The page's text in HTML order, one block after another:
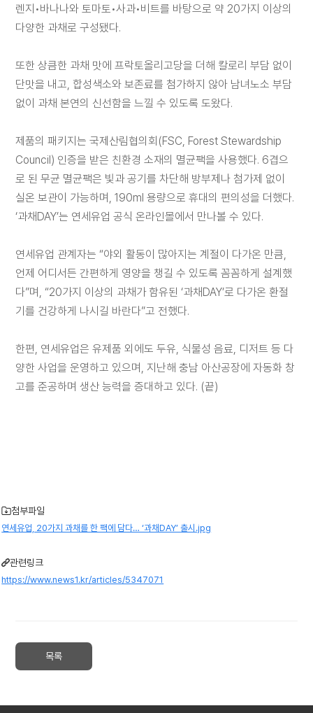
이
어
대
리
청
공
지
사
항
렌지•바나나와 토마토•사과•비트를 바탕으로 약 20가지 이상의
다양한 과채로 구성됐다.
또한 상큼한 과채 맛에 프락토올리고당을 더해 칼로리 부담 없이
단맛을 내고, 합성색소와 보존료를 첨가하지 않아 남녀노소 부담
없이 과채 본연의 신선함을 느낄 수 있도록 도왔다.
제품의 패키지는 국제산림협의회(FSC, Forest Stewardship
Council) 인증을 받은 친환경 소재의 멸균팩을 사용했다. 6겹으
로 된 무균 멸균팩은 빛과 공기를 차단해 방부제나 첨가제 없이
실온 보관이 가능하며, 190ml 용량으로 휴대의 편의성을 더했다.
‘과채DAY’는 연세유업 공식 온라인몰에서 만나볼 수 있다.
연세유업 관계자는 “야외 활동이 많아지는 계절이 다가온 만큼,
언제 어디서든 간편하게 영양을 챙길 수 있도록 꼼꼼하게 설계했
다”며, “20가지 이상의 과채가 함유된 ‘과채DAY’로 다가온 환절
기를 건강하게 나시길 바란다”고 전했다.
한편, 연세유업은 유제품 외에도 두유, 식물성 음료, 디저트 등 다
양한 사업을 운영하고 있으며, 지난해 충남 아산공장에 자동화 창
고를 준공하며 생산 능력을 증대하고 있다. (끝)
첨부파일
연세유업, 20가지 과채를 한 팩에 담다… ‘과채DAY’ 출시.jpg
관련링크
https://www.news1.kr/articles/5347071
목록